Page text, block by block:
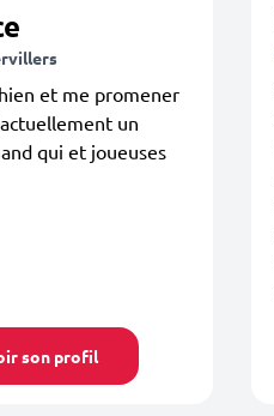
et me promener
un
qui et joueuses
son profil